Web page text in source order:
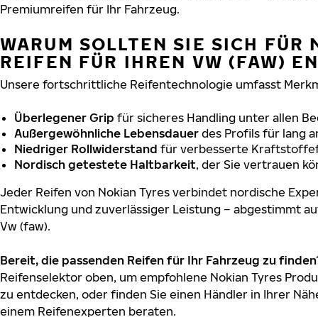
Premiumreifen für Ihr Fahrzeug.
WARUM SOLLTEN SIE SICH FÜR
REIFEN FÜR IHREN VW (FAW)
Unsere fortschrittliche Reifentechnologie umfasst
Überlegener Grip für sicheres Handling unter allen
Außergewöhnliche Lebensdauer des Profils für lang
Niedriger Rollwiderstand für verbesserte
Nordisch getestete Haltbarkeit, der Sie vertrauen
Jeder Reifen von Nokian Tyres verbindet nordische
Entwicklung und zuverlässiger Leistung – abgestimmt
Vw (faw).
Bereit, die passenden Reifen für Ihr Fahrzeug zu
Reifenselektor oben, um empfohlene Nokian Tyres
zu entdecken, oder finden Sie einen Händler in Ihrer
einem Reifenexperten beraten.